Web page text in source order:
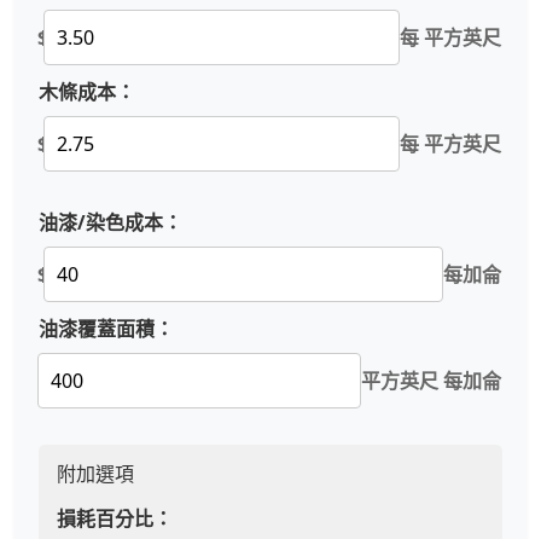
$
每 平方英尺
木條成本：
$
每 平方英尺
油漆/染色成本：
$
每加侖
油漆覆蓋面積：
平方英尺 每加侖
附加選項
損耗百分比：